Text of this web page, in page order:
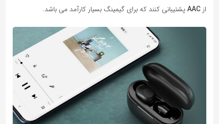
از AACپشتیبانی کنند که برای گیمینگ بسیار کارآمد می باشد.